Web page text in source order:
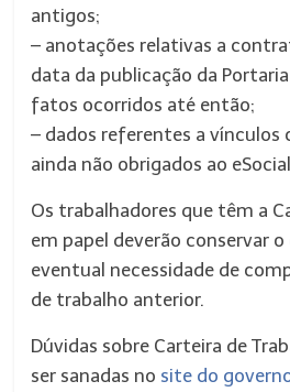
antigos;
– anotações relativas a
data da publicação da
fatos ocorridos até então;
– dados referentes a vínculos
ainda não obrigados ao
Os trabalhadores que têm a
em papel deverão conservar
eventual necessidade de
de trabalho anterior.
Dúvidas sobre Carteira de
ser sanadas no site do